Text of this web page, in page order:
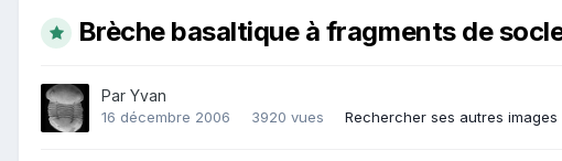
Brèche basaltique à fragments de
Par Yvan
16 décembre 2006 3920 vues Rechercher ses autres images